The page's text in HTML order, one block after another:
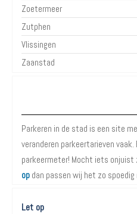
Zoetermeer
Zutphen
Vlissingen
Zaanstad
Parkeren in de stad is een site
veranderen parkeertarieven
parkeermeter! Mocht iets onjuist
op dan passen wij het zo spoedig
Let op